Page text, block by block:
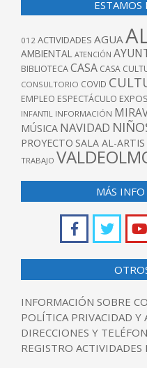
ESTAMOS
012 ACTIVIDADES AGUA
AMBIENTAL ATENCIÓN
BIBLIOTECACASA CASA
CONSULTORIO COVID
EMPLEO ESPECTÁCULO
INFANTIL INFORMACIÓN
MÚSICA NAVIDAD
PROYECTO SALA AL-ARTIS
TRABAJO
MÁS
INFORMACIÓN SOBRE
POLÍTICA PRIVACIDAD Y
DIRECCIONES Y
REGISTRO